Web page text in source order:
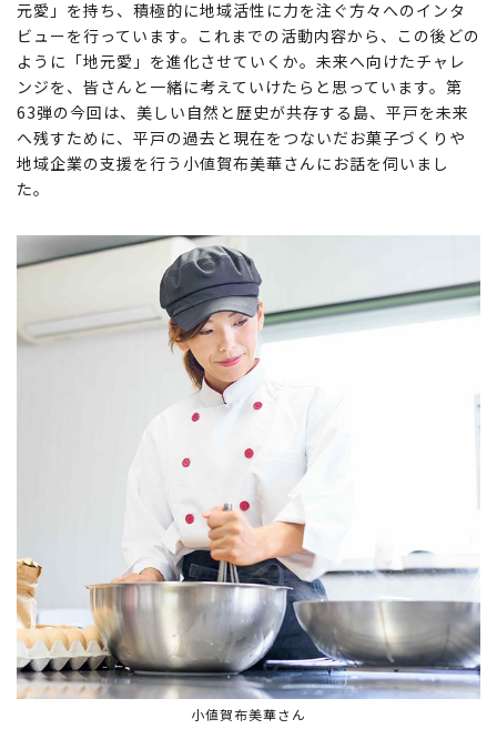
元愛」を持ち、積極的に地域活性に力を注ぐ方々へのインタ
ビューを行っています。これまでの活動内容から、この後どの
ように「地元愛」を進化させていくか。未来へ向けたチャレ
ンジを、皆さんと一緒に考えていけたらと思っています。第
63弾の今回は、美しい自然と歴史が共存する島、平戸を未来
へ残すために、平戸の過去と現在をつないだお菓子づくりや
地域企業の支援を行う小値賀布美華さんにお話を伺いまし
た。
小値賀布美華さん